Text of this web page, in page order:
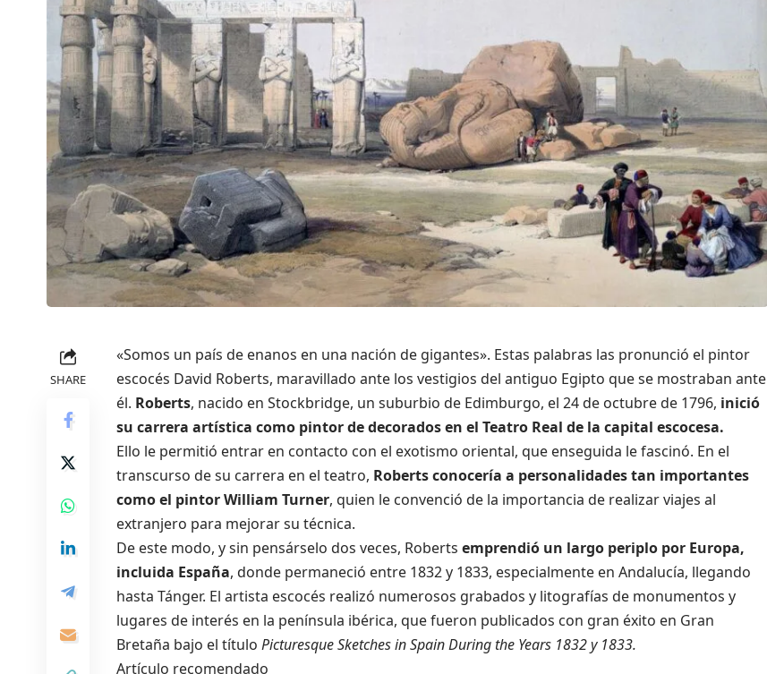
SHARE
«Somos un país de enanos en una nación de gigantes». Estas palabras las pronunció el pintor
escocés David Roberts, maravillado ante los vestigios del antiguo Egipto que se mostraban ante
él. Roberts, nacido en Stockbridge, un suburbio de Edimburgo, el 24 de octubre de 1796, inició
su carrera artística como pintor de decorados en el Teatro Real de la capital escocesa.
Ello le permitió entrar en contacto con el exotismo oriental, que enseguida le fascinó. En el
transcurso de su carrera en el teatro, Roberts conocería a personalidades tan importantes
como el pintor William Turner, quien le convenció de la importancia de realizar viajes al
extranjero para mejorar su técnica.
De este modo, y sin pensárselo dos veces, Roberts emprendió un largo periplo por Europa,
incluida España, donde permaneció entre 1832 y 1833, especialmente en Andalucía, llegando
hasta Tánger. El artista escocés realizó numerosos grabados y litografías de monumentos y
lugares de interés en la península ibérica, que fueron publicados con gran éxito en Gran
Bretaña bajo el título Picturesque Sketches in Spain During the Years 1832 y 1833.
Artículo recomendado